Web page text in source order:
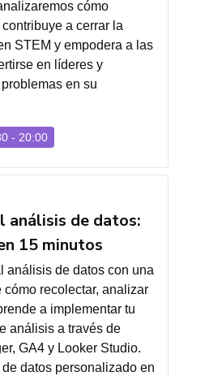
cómo
a cerrar la
STEM y empodera a las
en líderes y
en su
- 20:00
análisis de datos:
15 minutos
análisis de datos con una
recolectar, analizar
a implementar tu
análisis a través de
GA4 y Looker Studio.
datos personalizado en